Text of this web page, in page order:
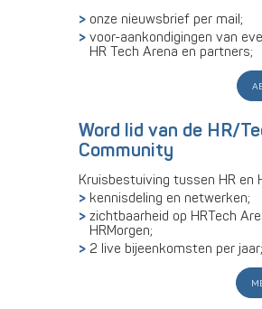
onze nieuwsbrief per mail;
voor-aankondigingen van
HR Tech Arena en partners;
Word lid van de HR/
Community
Kruisbestuiving tussen HR en
kennisdeling en netwerken;
zichtbaarheid op HRTech
HRMorgen;
2 live bijeenkomsten per jaar;